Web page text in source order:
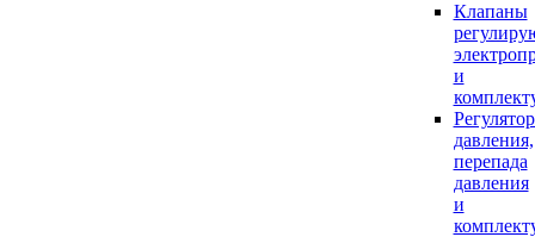
Клапаны
и
давления,
перепада
давления
и